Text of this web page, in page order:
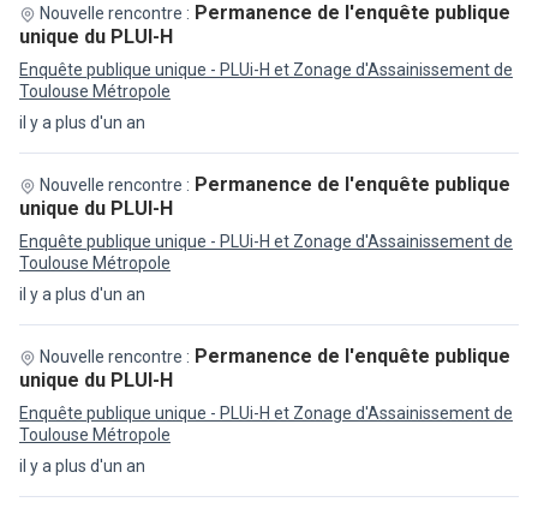
il y a plus d'un an
Nouvelle rencontre : Permanence de l'enquête publique
unique du PLUI-H
Enquête publique unique - PLUi-H et Zonage d'Assainissement de
Toulouse Métropole
il y a plus d'un an
Nouvelle rencontre : Permanence de l'enquête publique
unique du PLUI-H
Enquête publique unique - PLUi-H et Zonage d'Assainissement de
Toulouse Métropole
il y a plus d'un an
Nouvelle rencontre : Permanence de l'enquête publique
unique du PLUI-H
Enquête publique unique - PLUi-H et Zonage d'Assainissement de
Toulouse Métropole